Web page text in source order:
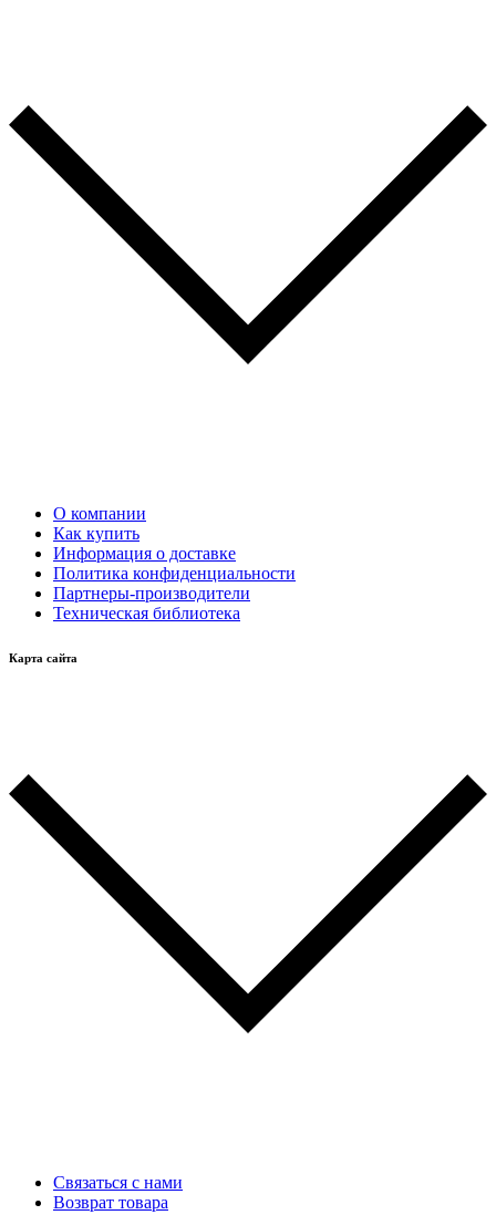
О компании
Как купить
Информация о доставке
Политика конфиденциальности
Партнеры-производители
Техническая библиотека
Карта сайта
Связаться с нами
Возврат товара